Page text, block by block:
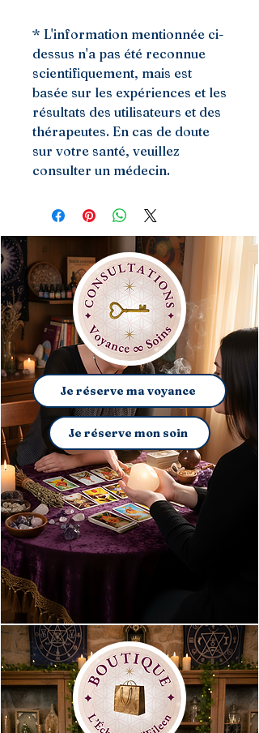
* L'information mentionnée ci-
dessus n'a pas été reconnue
scientifiquement, mais est
basée sur les expériences et les
résultats des utilisateurs et des
thérapeutes. En cas de doute
sur votre santé, veuillez
consulter un médecin.
Je réserve ma voyance
Je réserve mon soin